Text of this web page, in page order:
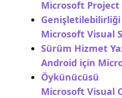
Microsoft Project
Microsoft Visual
Sürüm Hizmet
Android için
Öykünücüsü
Microsoft Visual